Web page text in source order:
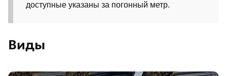
доступные указаны за погонный метр.
Виды